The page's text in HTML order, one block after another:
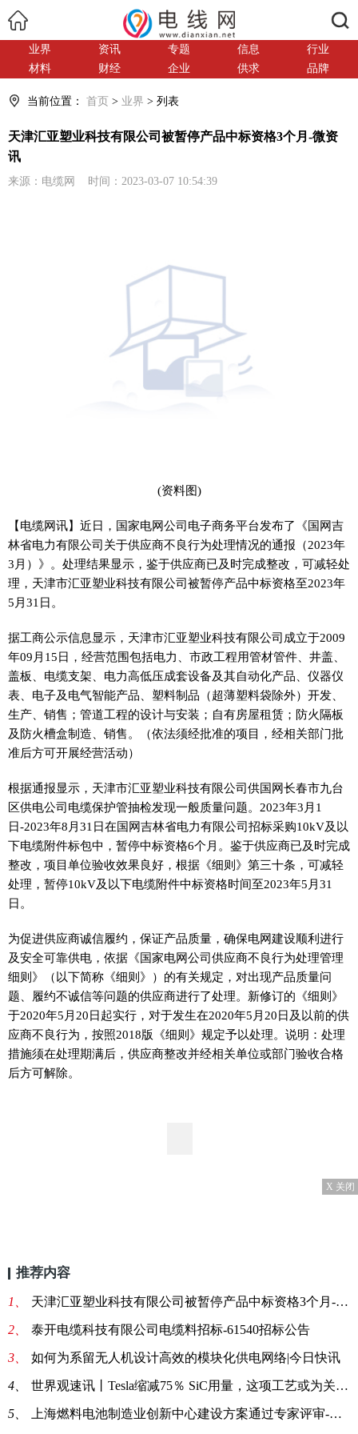
业界 资讯 专题 信息
行业
材料
财经 企业 供求 品牌
当前位置： 首页 > 业界 > 列表
天津汇亚塑业科技有限公司被暂停产品中标资格3个月-微资
讯
来源：电缆网 时间：2023-03-07 10:54:39
(资料图)
【电缆网讯】近日，国家电网公司电子商务平台发布了《国网吉
林省电力有限公司关于供应商不良行为处理情况的通报（2023年
3月）》。处理结果显示，鉴于供应商已及时完成整改，可减轻处
理，天津市汇亚塑业科技有限公司被暂停产品中标资格至2023年
5月31日。
据工商公示信息显示，天津市汇亚塑业科技有限公司成立于2009
年09月15日，经营范围包括电力、市政工程用管材管件、井盖、
盖板、电缆支架、电力高低压成套设备及其自动化产品、仪器仪
表、电子及电气智能产品、塑料制品（超薄塑料袋除外）开发、
生产、销售；管道工程的设计与安装；自有房屋租赁；防火隔板
及防火槽盒制造、销售。（依法须经批准的项目，经相关部门批
准后方可开展经营活动）
根据通报显示，天津市汇亚塑业科技有限公司供国网长春市九台
区供电公司电缆保护管抽检发现一般质量问题。2023年3月1
日-2023年8月31日在国网吉林省电力有限公司招标采购10kV及以
下电缆附件标包中，暂停中标资格6个月。鉴于供应商已及时完成
整改，项目单位验收效果良好，根据《细则》第三十条，可减轻
处理，暂停10kV及以下电缆附件中标资格时间至2023年5月31
日。
为促进供应商诚信履约，保证产品质量，确保电网建设顺利进行
及安全可靠供电，依据《国家电网公司供应商不良行为处理管理
细则》（以下简称《细则》）的有关规定，对出现产品质量问
题、履约不诚信等问题的供应商进行了处理。新修订的《细则》
于2020年5月20日起实行，对于发生在2020年5月20日及以前的供
应商不良行为，按照2018版《细则》规定予以处理。说明：处理
措施须在处理期满后，供应商整改并经相关单位或部门验收合格
后方可解除。
X 关闭
推荐内容
1、 天津汇亚塑业科技有限公司被暂停产品中标资格3个月-微资讯
2、 泰开电缆科技有限公司电缆料招标-61540招标公告
3、 如何为系留无人机设计高效的模块化供电网络|今日快讯
4、 世界观速讯丨Tesla缩减75％ SiC用量，这项工艺或为关键！
5、 上海燃料电池制造业创新中心建设方案通过专家评审-头条焦点